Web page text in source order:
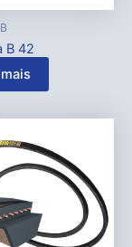
B 42